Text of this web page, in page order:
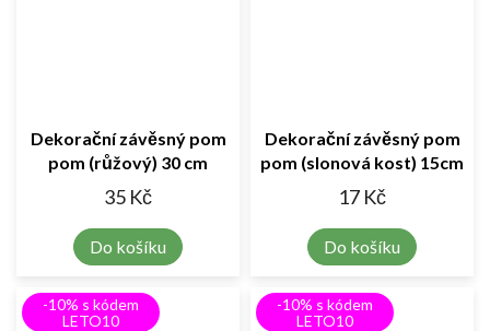
Dekorační závěsný pom
pom (růžový) 30 cm
35 Kč
Do košíku
Dekorační závěsný pom
pom (slonová kost) 15cm
17 Kč
Do košíku
-10% s kódem
LETO10
-10% s kódem
LETO10